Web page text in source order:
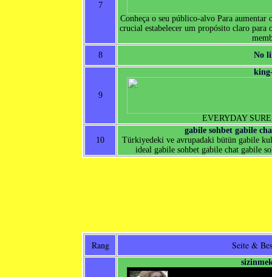
7
Conheça o seu público-alvo Para aumentar
crucial estabelecer um propósito claro
8
No
9
EVERYDAY
10
gabile sohbet gabile
Türkiyedeki ve avrupadaki bütün gabile
ideal gabile sohbet gabile chat gabile
Rang Seite &